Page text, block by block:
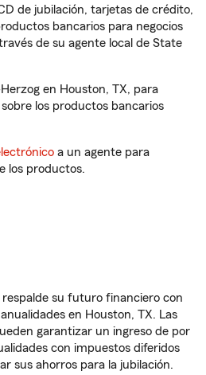
de jubilación, tarjetas de crédito,
bancarios para negocios
de su agente local de State
en Houston, TX, para
los productos bancarios
a un agente para
los productos.
su futuro financiero con
en Houston, TX. Las
garantizar un ingreso de por
con impuestos diferidos
sus ahorros para la jubilación.